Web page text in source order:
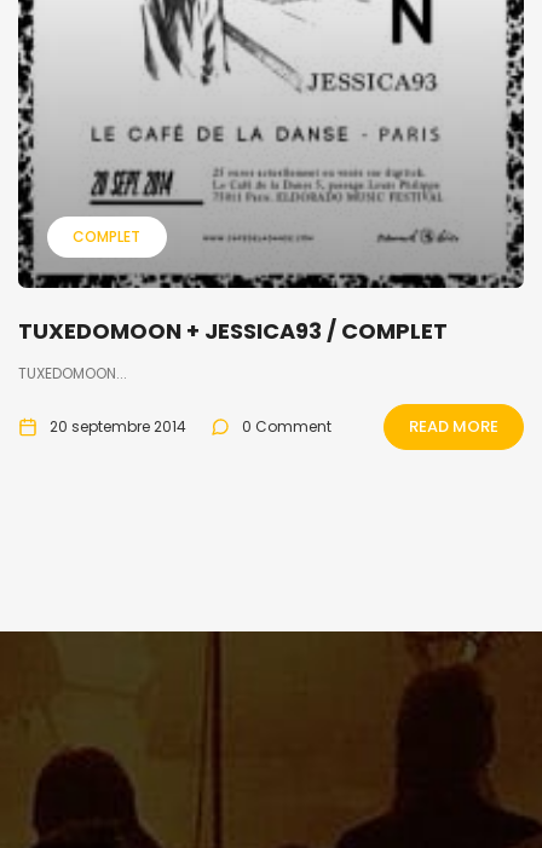
COMPLET
TUXEDOMOON + JESSICA93 / COMPLET
TUXEDOMOON...
20 septembre 2014 0 Comment READ MORE